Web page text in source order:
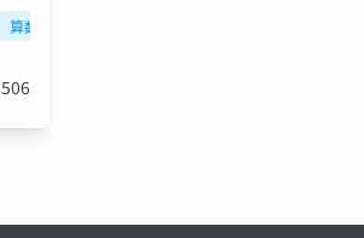
算数
506